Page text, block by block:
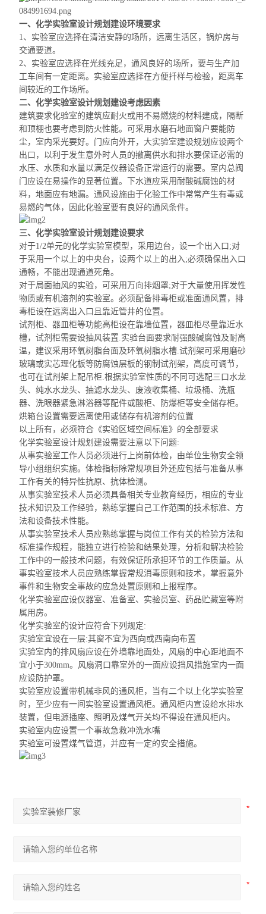
一、化学实验室设计规划建设环境要求
1、 实验室应选择在清洁安静的场所，远离生活区，锅炉房与
交通要道。
2、 实验室应选择在光线充足，通风良好的场所，要与生产加
工车间有一定距离。实验室应选择在方便扦样与检验，距离车
间较近的工作场所。
二、化学实验室设计规划建设考虑因素
建筑要求化验室的建筑应耐火或用不易燃烧的材料建成，隔断
和顶棚也要考虑到防火性能。可采用水磨石地面窗户要能防
尘，室内采光要好。门应向外开，大实验室建设规划应设两个
出口，以利于发生意外时人员的撤离供水和排水要保证必需的
水压、水质和水量以满足仪器设备正常运行的需要。室内总阀
门应设在易操作的显著位置。下水道应采用耐酸碱腐蚀的材
料，地面应有地漏。通风设施由于化验工作中常常产生有毒或
易燃的气体，因此化验室要有良好的通风条件。
三、化学实验室设计规划建设要求
对于1/2单元的化学实验室模型，采用边台，设一个出入口;对
于采用一个以上的中央台，设两个以上的出入;必须确保出入口
通畅，不能出现通道死角。
对于局面抽风的实验，可采用万向排烟罩;对于大量使用挥发性
物质或有机溶剂的实验室。必须配备排毒柜或准面通风置，排
毒柜设在远离出入口且靠近管井的位置。
试剂柜、器皿柜等功能高柜设在靠墙位置，器皿柜尽量靠近水
槽，试剂柜需要设抽风装置.实验台面要求耐强酸碱腐蚀及耐高
温，建议采用环氧树脂台面及环氧树脂水槽.试剂架可采用磨砂
玻璃或实芯理化板等防腐蚀层板的钢制试剂架，高度可调节，
也可在试剂架上配吊柜.根据实验室性质的不同可选配三口水龙
头、纯水水龙头、抽滤水龙头、废液收集桶、垃圾桶、洗瓶
器、 洗眼器紧急淋浴器等配件或酸柜、防爆柜等安全储存柜。
烘箱台设置需要远离使用或储存有机溶剂的位置
以上所有，必须符合《实验区域空间标准》的全部要求
化学实验室设计规划建设需要注意以下问题:
从事实验室工作人员必须进行上岗前体检，由单位生物安全领
导小组组织实施。体检指标除常规项目外还应包括与准备从事
工作有关的特异性抗原、抗体检测。
从事实验室技术人员必须具备相关专业教育经历，相应的专业
技术知识及工作经验，熟练掌握自己工作范围的技术标准、方
法和设备技术性能。
从事实验室技术人员应熟练掌握与岗位工作有关的检验方法和
标准操作规程，能独立进行检验和结果处理，分析和解决检验
工作中的一般技术问题，有效保证所承担环节的工作质量。从
事实验室技术人员应熟练掌握常规消毒原则和技术，掌握意外
事件和生物安全事故的应急处置原则和上报程序。
化学实验室应设仪器室、准备室、实验员室、药品贮藏室等附
属用房。
化学实验室的设计应符合下列规定:
实验室宜设在一层:其窗不宜为西向或西南向布置
实验室内的排风扇应设在外墙靠地面处，风扇的中心距地面不
宜小于300mm。风扇洞口靠室外的一面应设挡风措施室内一面
应设防护罩。
实验室应设置带机械非风的通风柜，当有二个以上化学实验室
时，至少应有一间实验室设置通风柜。通风柜内宣设给水排水
装置，但电源插座、照明及煤气开关均不得设在通风柜内。
实验室内应设置一个事故急救冲洗水嘴
实验室可设置煤气管道，并应有一定的安全措施。